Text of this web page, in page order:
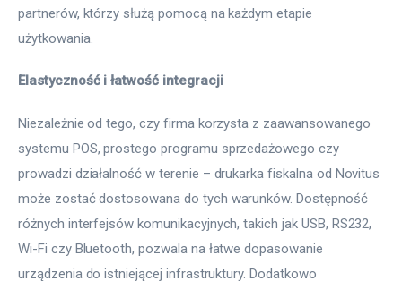
partnerów, którzy służą pomocą na każdym etapie
użytkowania.
Elastyczność i łatwość integracji
Niezależnie od tego, czy firma korzysta z zaawansowanego
systemu POS, prostego programu sprzedażowego czy
prowadzi działalność w terenie – drukarka fiskalna od Novitus
może zostać dostosowana do tych warunków. Dostępność
różnych interfejsów komunikacyjnych, takich jak USB, RS232,
Wi-Fi czy Bluetooth, pozwala na łatwe dopasowanie
urządzenia do istniejącej infrastruktury. Dodatkowo